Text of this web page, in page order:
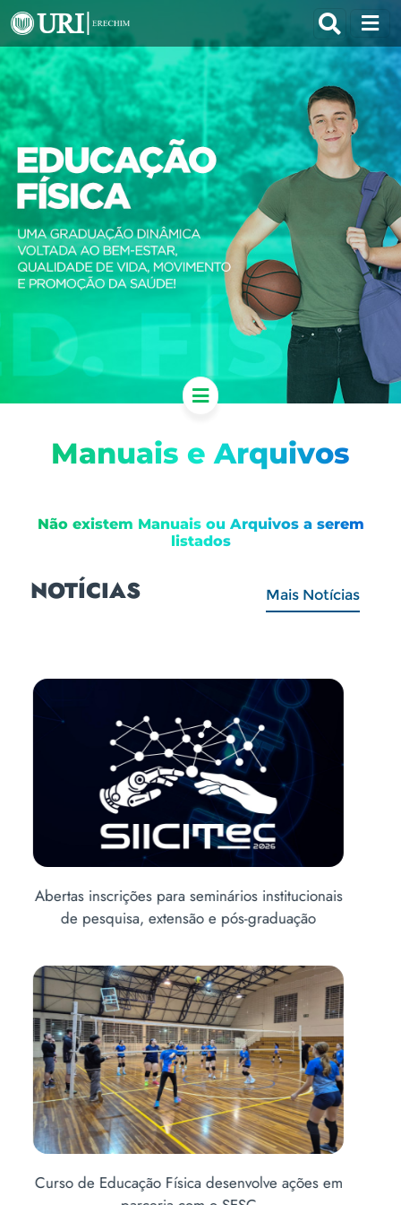
Manuais e Arquivos
Não existem Manuais ou Arquivos a serem
listados
NOTÍCIAS Mais Notícias
O papel do profissional de Educação Física no
contexto das políticas públicas
Abertas inscrições para o Vestibular de Inverno